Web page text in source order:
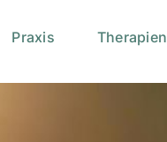
Praxis Therapien